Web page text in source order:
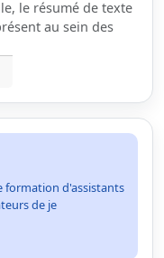
le résumé de texte
au sein des
formation d'assistants
de je